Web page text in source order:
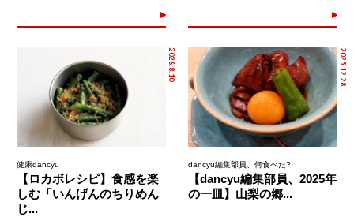
2026.8.10
健康dancyu
【ロカボレシピ】食感を楽
しむ「いんげんのちりめん
じ...
2025.12.28
dancyu編集部員、何食べた?
【dancyu編集部員、2025年
の一皿】山梨の郷...